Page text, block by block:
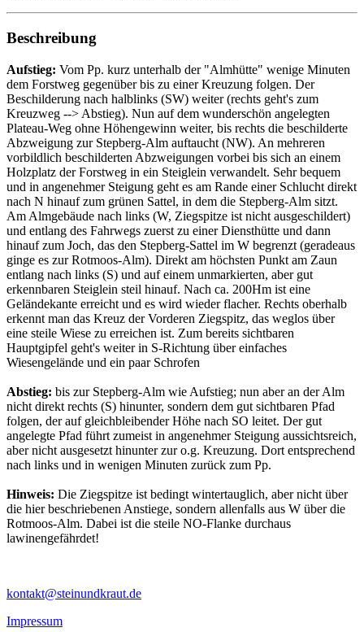
Beschreibung
Aufstieg: Vom Pp. kurz unterhalb der "Almhütte" wenige Minuten
dem Forstweg gegenüber bis zu einer Kreuzung folgen. Der
Beschilderung nach halblinks (SW) weiter (rechts geht's zum
Kreuzweg --> Abstieg). Nun auf dem wunderschön angelegten
Plateau-Weg ohne Höhengewinn weiter, bis rechts die beschilderte
Abzweigung zur Stepberg-Alm auftaucht (NW). An mehreren
vorbildlich beschilderten Abzweigungen vorbei bis sich an einem
Holzplatz der Forstweg in ein Steiglein verwandelt. Sehr bequem
und in angenehmer Steigung geht es am Rande einer Schlucht direkt
nach N hinauf zum grünen Sattel, in dem die Stepberg-Alm sitzt.
Am Almgebäude nach links (W, Ziegspitze ist nicht ausgeschildert)
und entlang des Fahrwegs zuerst zu einer Diensthütte und dann
hinauf zum Joch, das den Stepberg-Sattel im W begrenzt (geradeaus
ginge es zur Rotmoos-Alm). Direkt am höchsten Punkt am Zaun
entlang nach links (S) und auf einem unmarkierten, aber gut
erkennbaren Steiglein steil hinauf. Nach ca. 200Hm ist eine
Geländekante erreicht und es wird wieder flacher. Rechts oberhalb
erkennt man das Kreuz der Vorderen Ziegspitz, das weglos über
eine steile Wiese zu erreichen ist. Zum bereits sichtbaren
Hauptgipfel geht's weiter in S-Richtung über einfaches
Wiesengelände und ein paar Schrofen
Abstieg: bis zur Stepberg-Alm wie Aufstieg; nun aber an der Alm
nicht direkt rechts (S) hinunter, sondern dem gut sichtbaren Pfad
folgen, der auf gleichbleibender Höhe nach SO leitet. Der gut
angelegte Pfad führt zumeist in angenehmer Steigung aussichtsreich,
aber nicht ausgesetzt hinunter zur o.g. Kreuzung. Dort entsprechend
nach links und in wenigen Minuten zurück zum Pp.
Hinweis: Die Ziegspitze ist bedingt wintertauglich, aber nicht über
die hier beschriebenen Anstiege, sondern allenfalls aus W über die
Rotmoos-Alm. Dabei ist die steile NO-Flanke durchaus
lawinengefährdet!
kontakt@steinundkraut.de
Impressum